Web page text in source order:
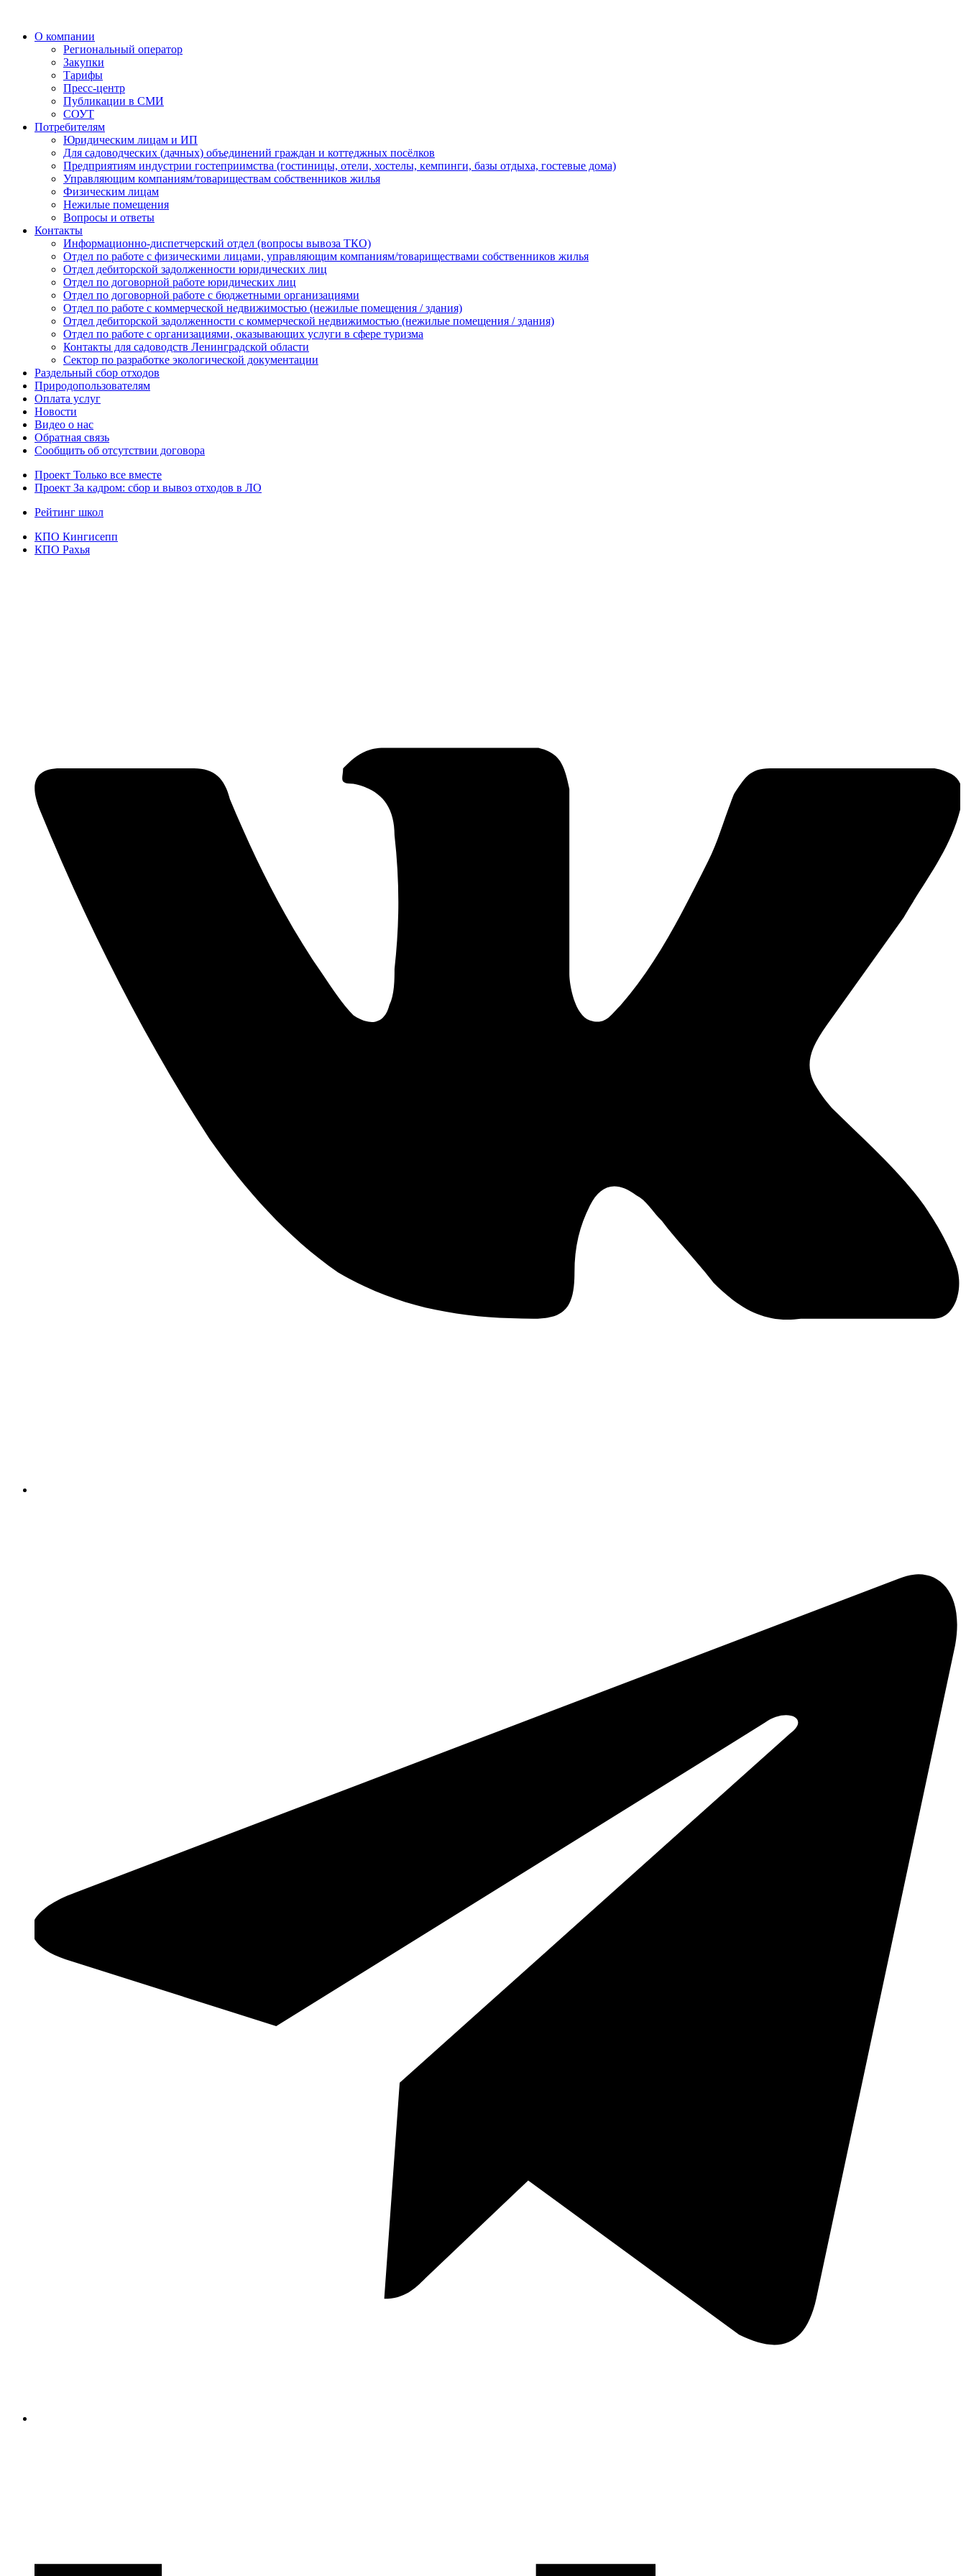
О компании
Региональный оператор
Закупки
Тарифы
Пресс-центр
Публикации в СМИ
СОУТ
Потребителям
Юридическим лицам и ИП
Для садоводческих (дачных) объединений граждан и коттеджных посёлков
Предприятиям индустрии гостеприимства (гостиницы, отели, хостелы, кемпинги, базы отдыха, гостевые дома)
Управляющим компаниям/товариществам собственников жилья
Физическим лицам
Нежилые помещения
Вопросы и ответы
Контакты
Информационно-диспетчерский отдел (вопросы вывоза ТКО)
Отдел по работе с физическими лицами, управляющим компаниям/товариществами собственников жилья
Отдел дебиторской задолженности юридических лиц
Отдел по договорной работе юридических лиц
Отдел по договорной работе с бюджетными организациями
Отдел по работе с коммерческой недвижимостью (нежилые помещения / здания)
Отдел дебиторской задолженности с коммерческой недвижимостью (нежилые помещения / здания)
Отдел по работе с организациями, оказывающих услуги в сфере туризма
Контакты для садоводств Ленинградской области
Сектор по разработке экологической документации
Раздельный сбор отходов
Природопользователям
Оплата услуг
Новости
Видео о нас
Обратная связь
Сообщить об отсутствии договора
Проект Только все вместе
Проект За кадром: сбор и вывоз отходов в ЛО
Рейтинг школ
КПО Кингисепп
КПО Рахья